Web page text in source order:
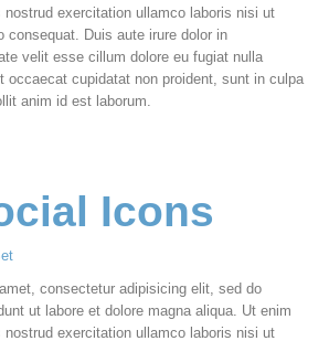
exercitation ullamco laboris nisi ut
consequat. Duis aute irure dolor in
velit esse cillum dolore eu fugiat nulla
occaecat cupidatat non proident, sunt in culpa
anim id est laborum.
Icons
consectetur adipisicing elit, sed do
ut labore et dolore magna aliqua. Ut enim
exercitation ullamco laboris nisi ut